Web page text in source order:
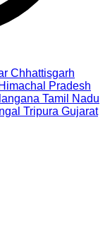
Chhattisgarh
Himachal Pradesh
Tamil Nadu
Tripura Gujarat